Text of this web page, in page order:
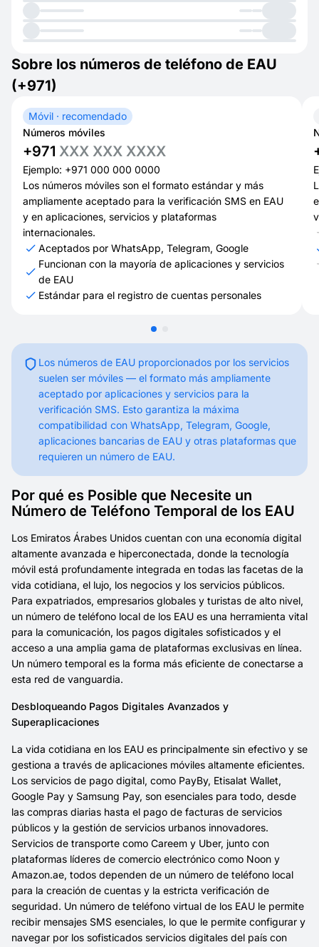
Sobre los números de teléfono de EAU
(+971)
Móvil · recomendado
Números móviles
+971 XXX XXX XXXX
Ejemplo: +971 000 000 0000
Los números móviles son el formato estándar y más
ampliamente aceptado para la verificación SMS en EAU
y en aplicaciones, servicios y plataformas
internacionales.
Aceptados por WhatsApp, Telegram, Google
Funcionan con la mayoría de aplicaciones y servicios
de EAU
Estándar para el registro de cuentas personales
Los números de EAU proporcionados por los servicios
suelen ser móviles — el formato más ampliamente
aceptado por aplicaciones y servicios para la
verificación SMS. Esto garantiza la máxima
compatibilidad con WhatsApp, Telegram, Google,
aplicaciones bancarias de EAU y otras plataformas que
requieren un número de EAU.
Por qué es Posible que Necesite un
Número de Teléfono Temporal de los EAU
Los Emiratos Árabes Unidos cuentan con una economía digital
altamente avanzada e hiperconectada, donde la tecnología
móvil está profundamente integrada en todas las facetas de la
vida cotidiana, el lujo, los negocios y los servicios públicos.
Para expatriados, empresarios globales y turistas de alto nivel,
un número de teléfono local de los EAU es una herramienta vital
para la comunicación, los pagos digitales sofisticados y el
acceso a una amplia gama de plataformas exclusivas en línea.
Un número temporal es la forma más eficiente de conectarse a
esta red de vanguardia.
Desbloqueando Pagos Digitales Avanzados y
Superaplicaciones
La vida cotidiana en los EAU es principalmente sin efectivo y se
gestiona a través de aplicaciones móviles altamente eficientes.
Los servicios de pago digital, como PayBy, Etisalat Wallet,
Google Pay y Samsung Pay, son esenciales para todo, desde
las compras diarias hasta el pago de facturas de servicios
públicos y la gestión de servicios urbanos innovadores.
Servicios de transporte como Careem y Uber, junto con
plataformas líderes de comercio electrónico como Noon y
Amazon.ae, todos dependen de un número de teléfono local
para la creación de cuentas y la estricta verificación de
seguridad. Un número de teléfono virtual de los EAU le permite
recibir mensajes SMS esenciales, lo que le permite configurar y
navegar por los sofisticados servicios digitales del país con